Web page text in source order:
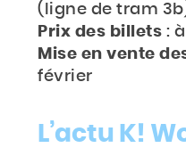
(ligne de tram
Prix des billets :
Mise en vente
février
L’actu K!